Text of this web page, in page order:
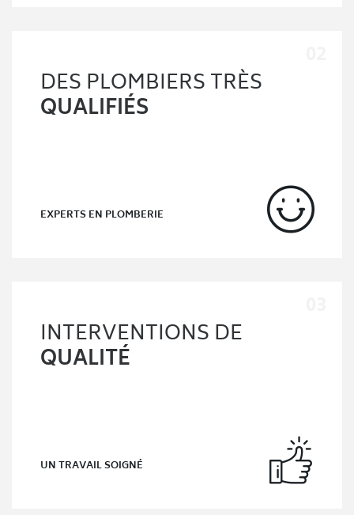
DES PLOMBIERS TRÈS
QUALIFIÉS
EXPERTS EN PLOMBERIE
INTERVENTIONS DE
QUALITÉ
UN TRAVAIL SOIGNÉ